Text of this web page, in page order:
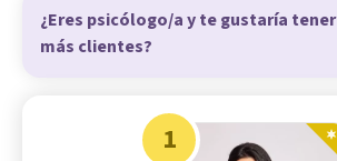
¿Eres psicólogo/a y te gustaría tener
más clientes?
1